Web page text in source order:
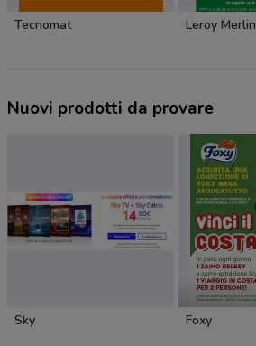
Tecnomat Leroy Merlin
Nuovi prodotti da provare
Sky Foxy